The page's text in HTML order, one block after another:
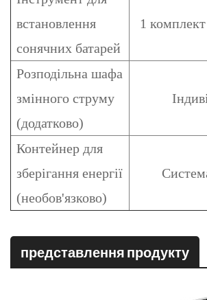
встановлення
сонячних батарей
1 комплект
Розподільна шафа
змінного струму
(додатково)
Контейнер для
зберігання енергії
(необов'язково)
представлення продукту